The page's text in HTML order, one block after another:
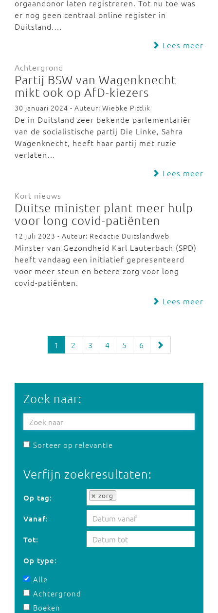
orgaandonor laten registreren. Tot nu toe was
er nog geen centraal online register in
Duitsland.…
Lees meer
Achtergrond
Partij BSW van Wagenknecht
mikt ook op AfD-kiezers
30 januari 2024 - Auteur: Wiebke Pittlik
De in Duitsland zeer bekende parlementariër
van de socialistische partij Die Linke, Sahra
Wagenknecht, heeft haar partij met ruzie
verlaten…
Lees meer
Kort nieuws
Duitse minister plant meer hulp
voor long covid-patiënten
12 juli 2023 - Auteur: Redactie Duitslandweb
Minster van Gezondheid Karl Lauterbach (SPD)
heeft vandaag een initiatief gepresenteerd
voor meer steun en betere zorg voor long
covid-patiënten.
Lees meer
1 2 3 4 5 6
Zoek naar:
Sorteer op relevantie
Verfijn zoekresultaten:
Op tag: zorg
Op tag:
Vanaf:
Tot:
Op type:
Alle
Achtergrond
Boeken